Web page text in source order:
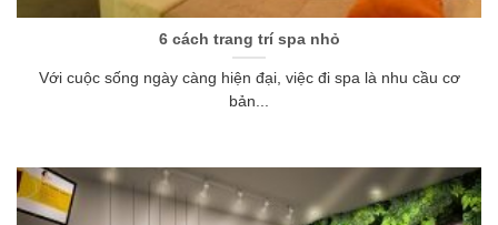
6 cách trang trí spa nhỏ
Với cuộc sống ngày càng hiện đại, việc đi spa là nhu cầu cơ
bản...